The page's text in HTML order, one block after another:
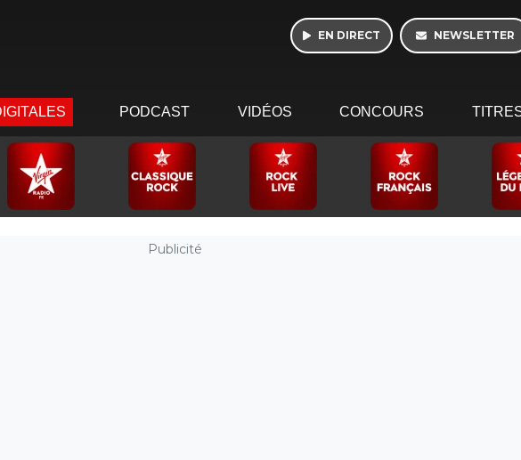
EN DIRECT NEWSLETTER
PODCAST VIDÉOS CONCOURS
Publicité